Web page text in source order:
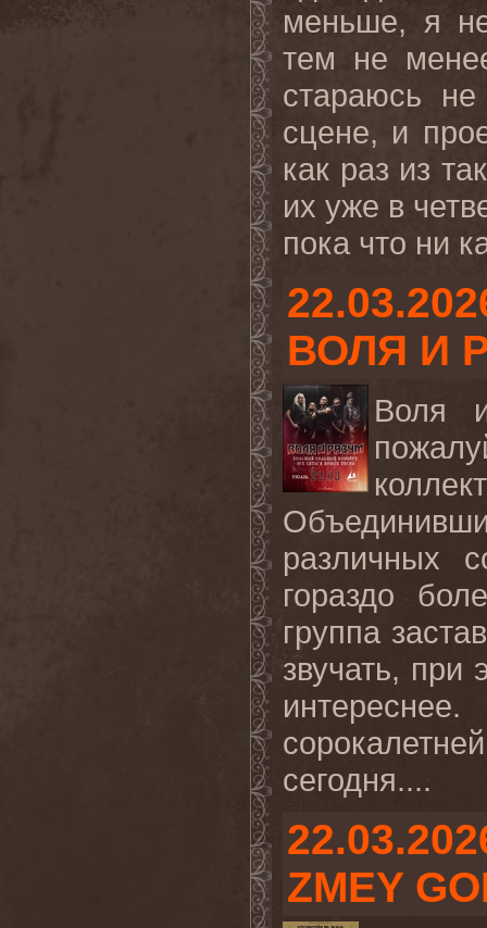
меньше, я
тем не
стараюсь
сцене, и
как раз из
их уже в
пока что ни
ВОЛЯ И
Воля
различных
гораздо
группа
звучать,
сегодня....
ZMEY